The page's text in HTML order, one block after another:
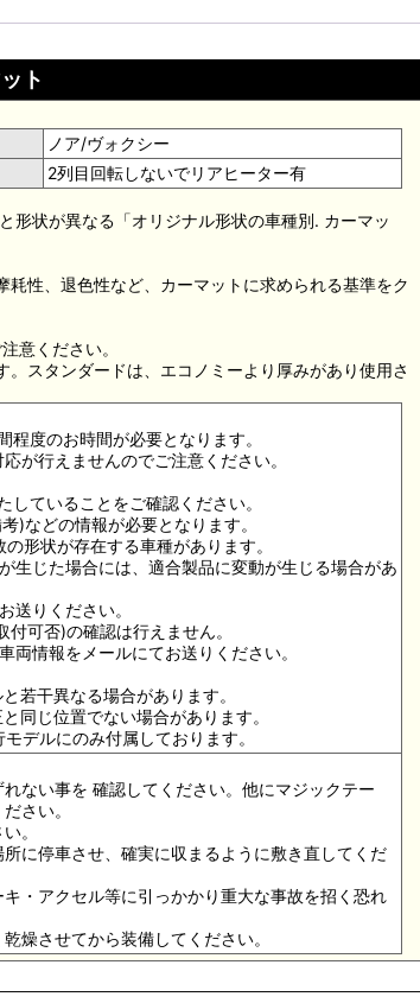
ト
ノア/ヴォクシー
2列目回転しないでリアヒーター有
形状が異なる「オリジナル形状の車種別. カーマッ
性、退色性など、カーマットに求められる基準をク
意ください。
スタンダードは、エコノミーより厚みがあり使用さ
度のお時間が必要となります。
が行えませんのでご注意ください。
ていることをご確認ください。
)などの情報が必要となります。
形状が存在する車種があります。
生じた場合には、適合製品に変動が生じる場合があ
送りください。
可否)の確認は行えません。
情報をメールにてお送りください。
若干異なる場合があります。
同じ位置でない場合があります。
デルにのみ付属しております。
ない事を 確認してください。他にマジックテー
さい。
。
に停車させ、確実に収まるように敷き直してくだ
・アクセル等に引っかかり重大な事故を招く恐れ
燥させてから装備してください。